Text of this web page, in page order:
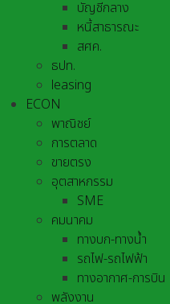
บัญชีกลาง
หนี้สาธารณะ
สศค.
ธปท.
leasing
ECON
พาณิชย์
การตลาด
ขายตรง
อุตสาหกรรม
SME
คมนาคม
ทางบก-ทางน้ำ
รถไฟ-รถไฟฟ้า
ทางอากาศ-การบิน
พลังงาน